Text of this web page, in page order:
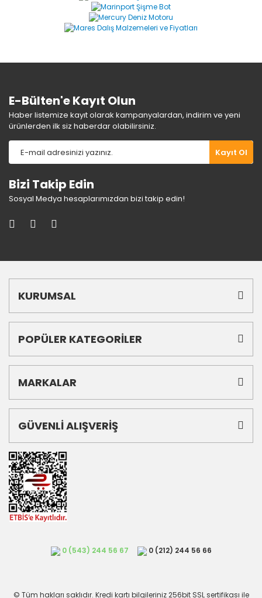
Ürün resmi kalitesiz, bozuk veya görüntülenemiyor.
Ürün açıklamasında eksik bilgiler bulunuyor.
Ürün bilgilerinde hatalar bulunuyor.
E-Bülten'e Kayıt Olun
Haber listemize kayıt olarak kampanyalardan, indirim ve yeni
ürünlerden ilk siz haberdar olabilirsiniz.
Kayıt Ol
Bizi Takip Edin
Sosyal Medya hesaplarımızdan bizi takip edin!
KURUMSAL
POPÜLER KATEGORİLER
MARKALAR
GÜVENLİ ALIŞVERİŞ
0 (543) 244 56 67 0 (212) 244 56 66
© Tüm hakları saklıdır. Kredi kartı bilgileriniz 256bit SSL sertifikası ile